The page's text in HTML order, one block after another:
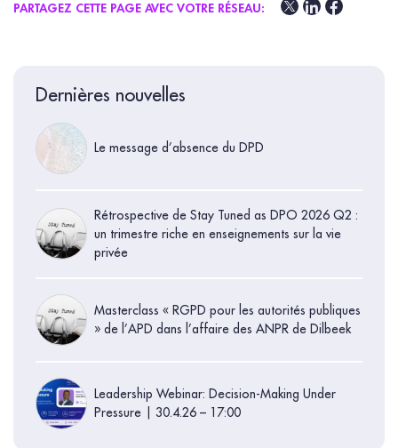
PARTAGEZ CETTE PAGE AVEC VOTRE RÉSEAU:
Dernières nouvelles
Le message d’absence du DPD
Rétrospective de Stay Tuned as DPO 2026 Q2 :
un trimestre riche en enseignements sur la vie
privée
Masterclass « RGPD pour les autorités publiques
» de l’APD dans l’affaire des ANPR de Dilbeek
Leadership Webinar: Decision-Making Under
Pressure | 30.4.26 – 17:00